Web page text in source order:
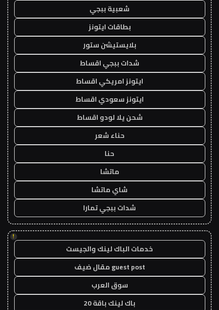
شعبية ببجي
بطاقات ايتونز
بلايستيشن ستور
شدات ببجي اقساط
ايتونز امريكي اقساط
ايتونز سعودي اقساط
شحن يلا لودو اقساط
حناء شعر
حنا
ماتشا
شاي ماتشا
شدات ببجي تمارا
!
خدمات الباك لينك والجيست
guest post مقال ضيف
سوق العرب
باك لينك باقة 20